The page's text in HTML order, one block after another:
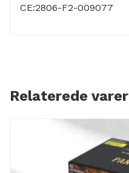
CE:2806-F2-009077
Relaterede varer